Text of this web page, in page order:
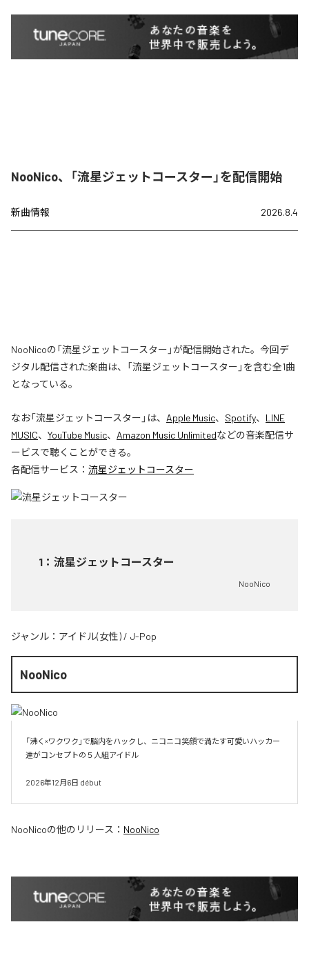
NooNico、「流星ジェットコースター」を配信開始
新曲情報 2026.8.4
NooNicoの「流星ジェットコースター」が配信開始された。今回デ
ジタル配信された楽曲は、「流星ジェットコースター」を含む全1曲
となっている。
なお「流星ジェットコースター 」は、 Apple Music、 Spotify、 LINE
MUSIC、 YouTube Music、 Amazon Music Unlimitedなどの音楽配信サ
ービスで聴くことができる。
各配信サービス： 流星ジェットコースター
1 ： 流星ジェットコースター
NooNico
ジャンル： アイドル(女性) / J-Pop
NooNico
「沸く×ワクワク」で脳内をハックし、ニコニコ笑顔で満たす可愛いハッカー
達がコンセプトの５人組アイドル
2026年12月6日 début
NooNicoの他のリリース： NooNico